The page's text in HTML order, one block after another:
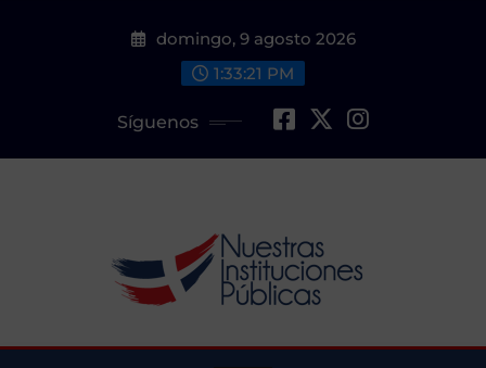
domingo, 9 agosto 2026
1:33:22 PM
Síguenos